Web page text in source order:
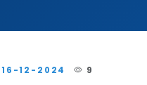
16-12-2024 9